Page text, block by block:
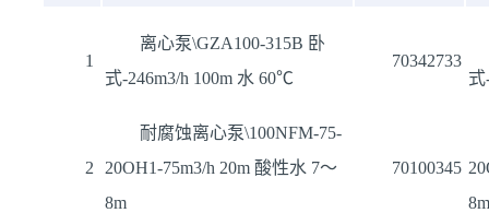
1
离心泵\GZA100-315B 卧
式-246m3/h 100m 水 60℃
70342733
式
2
耐腐蚀离心泵\100NFM-75-
20OH1-75m3/h 20m 酸性水 7～
8m
70100345
8m